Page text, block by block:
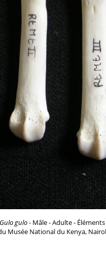
Gulo gulo- Mâle - Adulte -
Musée National du Kenya,